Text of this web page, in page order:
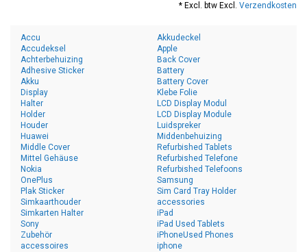
* Excl. btw Excl. Verzendkosten
Accu
Accudeksel
Achterbehuizing
Adhesive Sticker
Akku
Akkudeckel
Apple
Back Cover
Battery
Battery Cover
Display
Halter
Holder
Houder
Huawei
Klebe Folie
LCD Display Modul
LCD Display Module
Luidspreker
Middenbehuizing
Middle Cover
Mittel Gehäuse
Nokia
OnePlus
Plak Sticker
Refurbished Tablets
Refurbished Telefone
Refurbished Telefoons
Samsung
Sim Card Tray Holder
Simkaarthouder
Simkarten Halter
Sony
Zubehör
accessoires
accessories
iPad
iPad Used Tablets
iPhoneUsed Phones
iphone